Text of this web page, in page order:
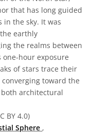
that has long guided
in the sky. It was
earthly
the realms between
hour exposure
of stars trace their
toward the
architectural
BY 4.0)
Sphere ,